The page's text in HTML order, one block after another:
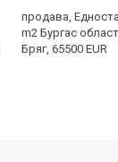
продава,
m2 Бургас
Бряг, 65500 EUR